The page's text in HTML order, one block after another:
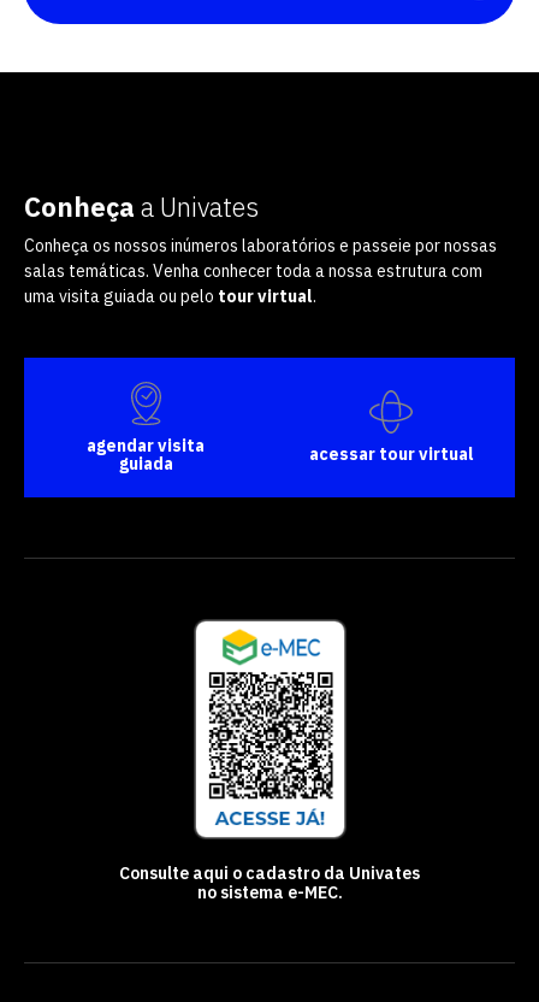
Conheça a Univates
Conheça os nossos inúmeros laboratórios e passeie por nossas
salas temáticas. Venha conhecer toda a nossa estrutura com
uma visita guiada ou pelo tour virtual.
agendar visita
guiada
acessar tour virtual
Consulte aqui o cadastro da Univates
no sistema e-MEC.